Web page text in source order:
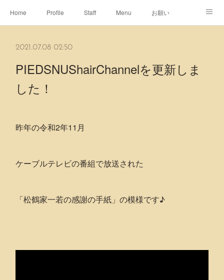
Home Profile Staff Menu お願い
2021.07.08 02:50
PIEDSNUShairChannelを更新しま
した！
昨年の令和2年11月
ケーブルテレビの番組で放送された
「松鶴家一若の感謝の手紙」の模様です♪